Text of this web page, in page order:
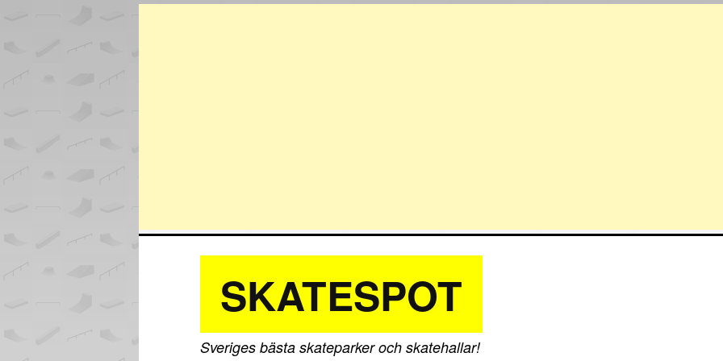
SKATESPOT
Sveriges bästa skateparker och skatehallar!